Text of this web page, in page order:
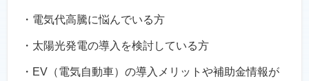
・電気代高騰に悩んでいる方
・太陽光発電の導入を検討している方
・EV（電気自動車）の導入メリットや補助金情報が